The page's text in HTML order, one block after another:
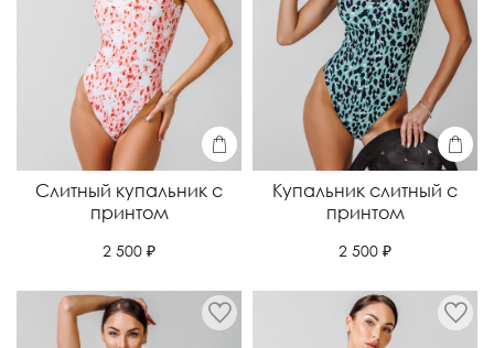
Слитный купальник с
принтом
2 500 ₽
Купальник слитный с
принтом
2 500 ₽